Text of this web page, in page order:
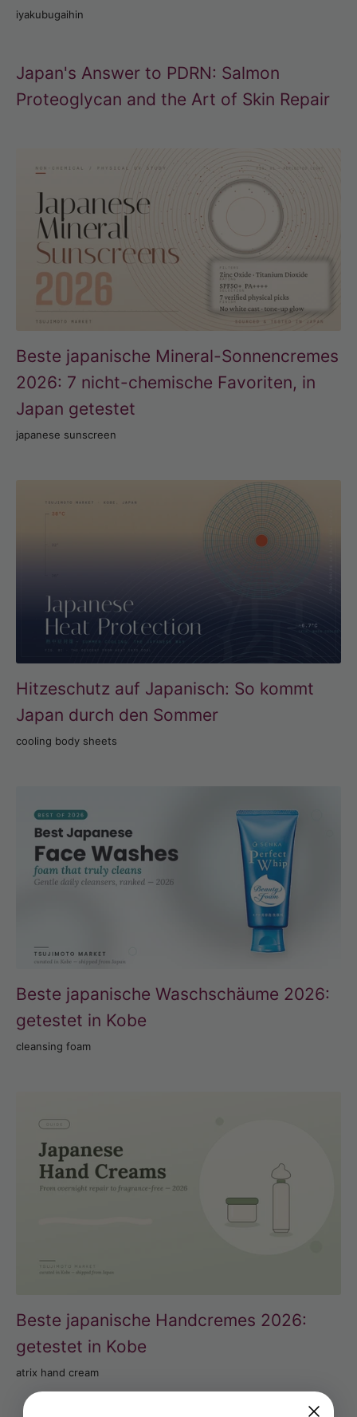
iyakubugaihin
Japan's Answer to PDRN: Salmon
Proteoglycan and the Art of Skin Repair
Beste japanische Mineral-Sonnencremes
2026: 7 nicht-chemische Favoriten, in
Japan getestet
japanese sunscreen
Hitzeschutz auf Japanisch: So kommt
Japan durch den Sommer
cooling body sheets
Beste japanische Waschschäume 2026:
getestet in Kobe
cleansing foam
Beste japanische Handcremes 2026:
getestet in Kobe
atrix hand cream